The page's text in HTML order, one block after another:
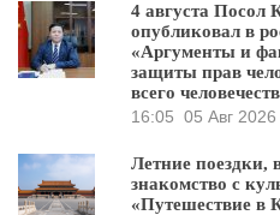
4 августа
опубликовал в
«Аргументы и
защиты прав
всего
16:05 05 Авг 2026
Летние поездки,
знакомство с
«Путешествие в